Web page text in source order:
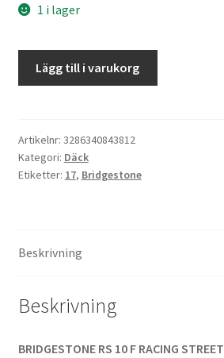
1 i lager
R
17
54H
Lägg till i varukorg
Artikelnr: 3286340843812
Kategori: Däck
Etiketter: 17, Bridgestone
Beskrivning
Beskrivning
BRIDGESTONE RS 10 F RACING STREET